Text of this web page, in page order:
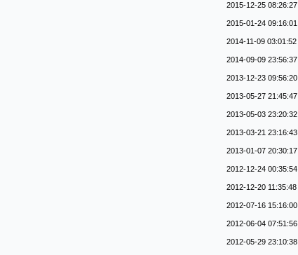
2015-12-25 08:26:27
2015-01-24 09:16:01
2014-11-09 03:01:52
2014-09-09 23:56:37
2013-12-23 09:56:20
2013-05-27 21:45:47
2013-05-03 23:20:32
2013-03-21 23:16:43
2013-01-07 20:30:17
2012-12-24 00:35:54
2012-12-20 11:35:48
2012-07-16 15:16:00
2012-06-04 07:51:56
2012-05-29 23:10:38